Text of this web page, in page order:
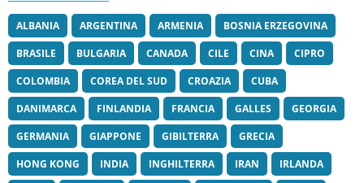
ALBANIA ARGENTINA ARMENIA
BOSNIA ERZEGOVINA
BRASILE
BULGARIA CANADA CILE CINA
CIPRO
COLOMBIA
COREA DEL SUD CROAZIA
CUBA
DANIMARCA
FINLANDIA FRANCIA GALLES
GEORGIA
GERMANIA
GIAPPONE GIBILTERRA
GRECIA
HONG KONG
INDIA INGHILTERRA IRAN
IRLANDA